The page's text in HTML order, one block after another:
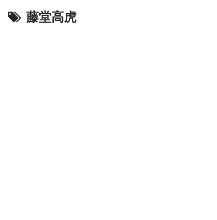
藤堂高虎